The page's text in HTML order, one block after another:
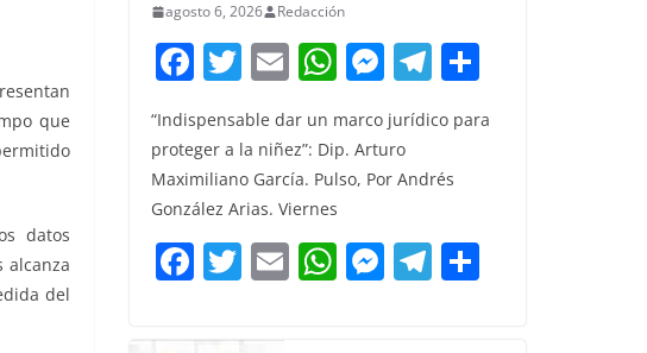
que
datos
alcanza
del
agosto 6, 2026 Redacción
F
c
e
b
o
o
k
T
w
itt
er
E
ai
l
W
at
s
p
p
M
e
ss
e
g
er
T
e
gr
m
m
“Indispensable dar un marco jurídico para
proteger a la niñez”: Dip. Arturo
Maximiliano García. Pulso, Por Andrés
González Arias. Viernes
F
c
T
itt
E W M T